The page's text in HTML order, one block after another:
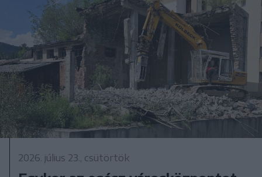
2026. július 23., csütörtök